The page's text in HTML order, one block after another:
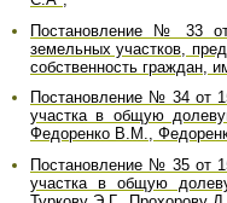
Постановление № 33
земельных участков,
собственность граждан,
Постановление № 34 от
участка в общую
Федоренко В.М.,
Постановление № 35 от
участка в общую